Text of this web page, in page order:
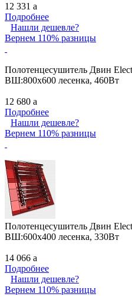
12 331 a
Подробнее
Нашли дешевле?
Вернем 110% разницы
Полотенцесушитель Двин
ВШ:800х600 лесенка, 460Вт
12 680 a
Подробнее
Нашли дешевле?
Вернем 110% разницы
Полотенцесушитель Двин
ВШ:600х400 лесенка, 330Вт
14 066 a
Подробнее
Нашли дешевле?
Вернем 110% разницы